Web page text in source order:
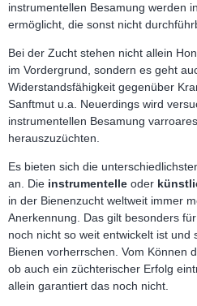
instrumentellen Besamung werden
ermöglicht, die sonst nicht
Bei der Zucht stehen nicht allein
im Vordergrund, sondern es geht
Widerstandsfähigkeit gegenüber
Sanftmut u.a. Neuerdings wird
instrumentellen Besamung
herauszuzüchten.
Es bieten sich die
an. Die instrumentelle oder
in der Bienenzucht weltweit immer
Anerkennung. Das gilt besonders
noch nicht so weit entwickelt ist und
Bienen vorherrschen. Vom Können
ob auch ein züchterischer Erfolg
allein garantiert das noch nicht.